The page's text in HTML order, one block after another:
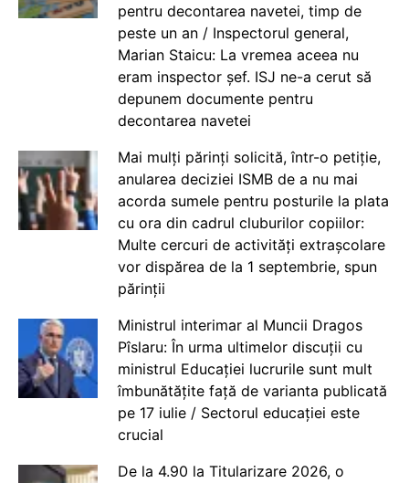
pentru decontarea navetei, timp de
peste un an / Inspectorul general,
Marian Staicu: La vremea aceea nu
eram inspector șef. ISJ ne-a cerut să
depunem documente pentru
decontarea navetei
Mai mulți părinți solicită, într-o petiție,
anularea deciziei ISMB de a nu mai
acorda sumele pentru posturile la plata
cu ora din cadrul cluburilor copiilor:
Multe cercuri de activități extrașcolare
vor dispărea de la 1 septembrie, spun
părinții
Ministrul interimar al Muncii Dragos
Pîslaru: În urma ultimelor discuții cu
ministrul Educației lucrurile sunt mult
îmbunătățite față de varianta publicată
pe 17 iulie / Sectorul educației este
crucial
De la 4.90 la Titularizare 2026, o